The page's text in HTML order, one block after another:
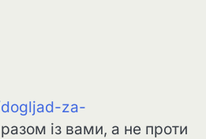
za-
із вами, а не проти